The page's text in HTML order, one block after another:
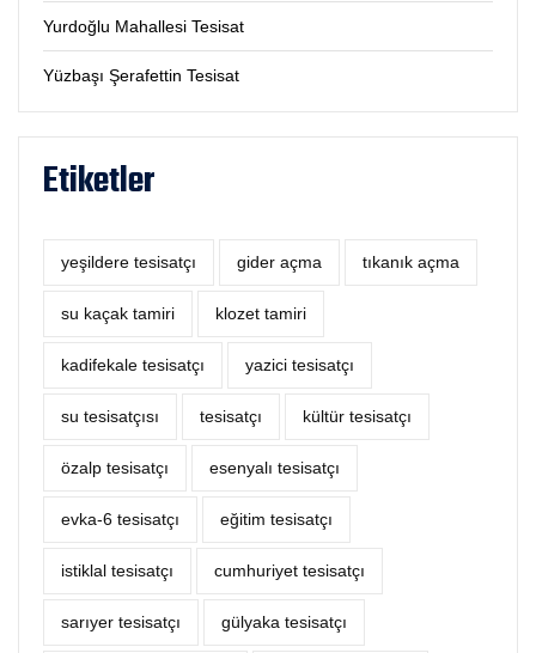
Yurdoğlu Mahallesi Tesisat
Yüzbaşı Şerafettin Tesisat
Etiketler
yeşildere tesisatçı ‎gider açma tıkanık açma
su kaçak tamiri klozet tamiri
kadifekale tesisatçı yazici tesisatçı
su tesisatçısı tesisatçı kültür tesisatçı
özalp tesisatçı esenyalı tesisatçı
evka-6 tesisatçı eğitim tesisatçı
istiklal tesisatçı cumhuriyet tesisatçı
sarıyer tesisatçı gülyaka tesisatçı